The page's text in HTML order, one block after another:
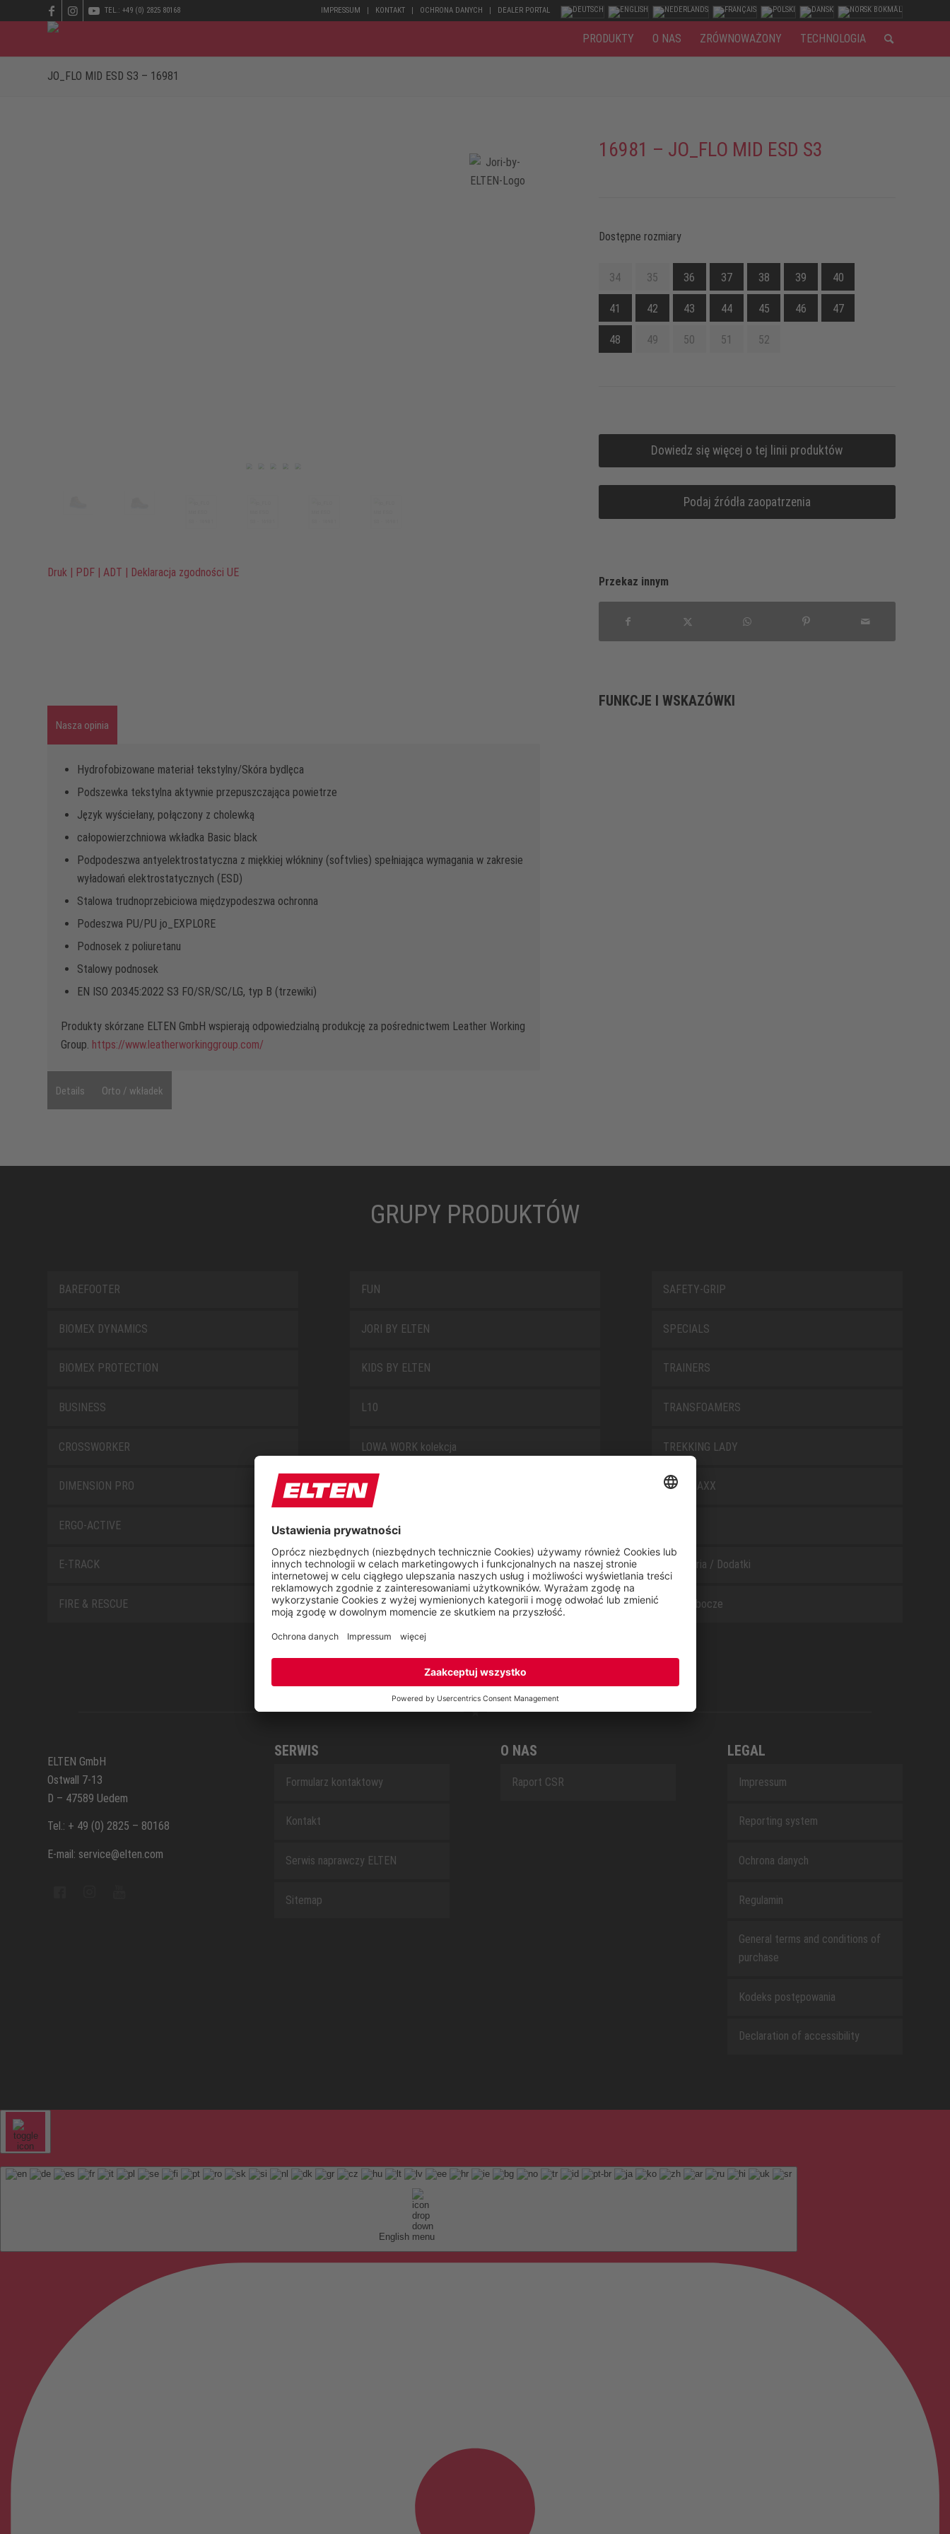
IMPRESSUM KONTAKT OCHRONA DANYCH DEALER PORTAL
TEL.: +49 (0) 2825 80168
PRODUKTY O NAS ZRÓWNOWAŻONY TECHNOLOGIA
JO_FLO MID ESD S3 – 16981
Druk | PDF | ADT | Deklaracja zgodności UE
16981 – JO_FLO MID ESD S3
Dostępne rozmiary
34 35 36 37 38 39 40
41 42 43 44 45 46 47
48 49 50 51 52
Dowiedz się więcej o tej linii produktów
Podaj źródła zaopatrzenia
Przekaz innym
Nasza opinia
Hydrofobizowane materiał tekstylny/Skóra bydlęca
Podszewka tekstylna aktywnie przepuszczająca powietrze
Język wyściełany, połączony z cholewką
całopowierzchniowa wkładka Basic black
Podpodeszwa antyelektrostatyczna z miękkiej włókniny (softvlies) spełniająca wymagania w zakresie
wyładowań elektrostatycznych (ESD)
Stalowa trudnoprzebiciowa międzypodeszwa ochronna
Podeszwa PU/PU jo_EXPLORE
Podnosek z poliuretanu
Stalowy podnosek
EN ISO 20345:2022 S3 FO/SR/SC/LG, typ B (trzewiki)
Produkty skórzane ELTEN GmbH wspierają odpowiedzialną produkcję za pośrednictwem Leather Working
Group. https://www.leatherworkinggroup.com/
Details Orto / wkładek
FUNKCJE I WSKAZÓWKI
GRUPY PRODUKTÓW
BAREFOOTER
BIOMEX DYNAMICS
BIOMEX PROTECTION
BUSINESS
CROSSWORKER
DIMENSION PRO
ERGO-ACTIVE
E-TRACK
FIRE & RESCUE
FUN
JORI BY ELTEN
KIDS BY ELTEN
L10
LOWA WORK kolekcja
MISS L10
NEW CLASSICS
NOVA
RETRO
SAFEGUARD
SAFETY-GRIP
SPECIALS
TRAINERS
TRANSFOAMERS
TREKKING LADY
WELLMAXX
Akcesoria / Dodatki
Buty robocze
ELTEN GmbH
Ostwall 7-13
D – 47589 Uedem
Tel.: + 49 (0) 2825 – 80168
E-mail: service@elten.com
SERWIS
Formularz kontaktowy
Kontakt
Serwis naprawczy ELTEN
Sitemap
O NAS
Raport CSR
LEGAL
Impressum
Reporting system
Ochrona danych
Regulamin
General terms and conditions of
purchase
Kodeks postępowania
Declaration of accessibility
English